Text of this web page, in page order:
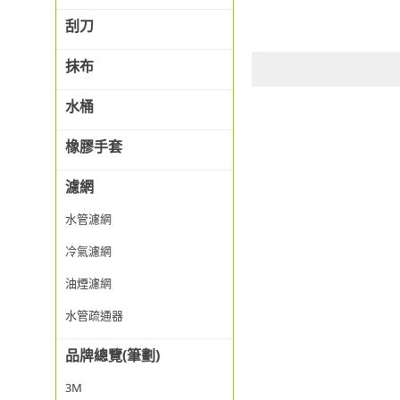
刮刀
抹布
水桶
橡膠手套
濾網
水管濾網
冷氣濾網
油煙濾網
水管疏通器
品牌總覽(筆劃)
3M